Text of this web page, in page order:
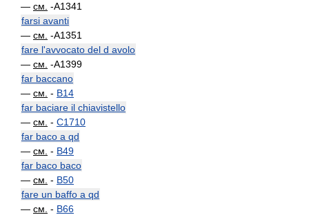
— см. -A1341
farsi avanti
— см. -A1351
fare l'avvocato del d avolo
— см. -A1399
far baccano
— см. - B14
far baciare il chiavistello
— см. - C1710
far baco a qd
— см. - B49
far baco baco
— см. - B50
fare un baffo a qd
— см. - B66